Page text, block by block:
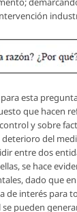
esta
que hacen
y sobre
del
entre dos
se hace
dado que
de interés para
pueden